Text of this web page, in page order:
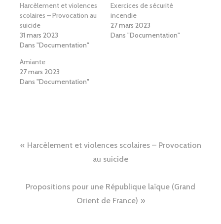
Harcèlement et violences
scolaires – Provocation au
suicide
31 mars 2023
Dans "Documentation"
Exercices de sécurité
incendie
27 mars 2023
Dans "Documentation"
Amiante
27 mars 2023
Dans "Documentation"
Navigation
l’article
Harcèlement et violences scolaires – Provocation
au suicide
Propositions pour une République laïque (Grand
Orient de France)